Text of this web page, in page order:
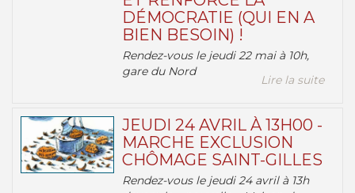
DÉMOCRATIE (QUI EN A
BIEN BESOIN) !
Rendez-vous le jeudi 22 mai à 10h,
gare du Nord
Lire la suite
JEUDI 24 AVRIL À 13H00 -
MARCHE EXCLUSION
CHÔMAGE SAINT-GILLES
Rendez-vous le jeudi 24 avril à 13h